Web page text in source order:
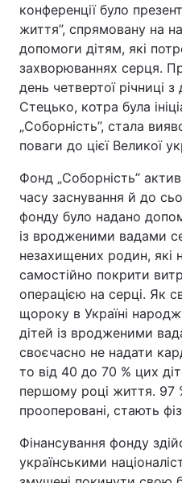
конференції було
життя”, спрямовану на
допомоги дітям, які
захворюваннях серця.
день четвертої річниці
Стецько, котра була
„Соборність”, стала
поваги до цієї Великої
Фонд „Соборність”
часу заснування й до
фонду було надано
із вродженими вадами
незахищених родин, які
самостійно покрити
операцією на серці. Як
щороку в Україні
дітей із вродженими
своєчасно не надати
то від 40 до 70 % цих
першому році життя. 97
прооперовані, стають
Фінансування фонду
українськими